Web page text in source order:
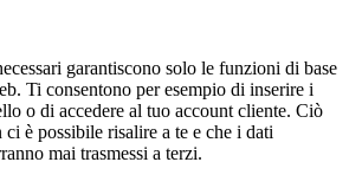
garantiscono solo le funzioni di base
Ti consentono per esempio di inserire i
o di accedere al tuo account cliente. Ciò
è possibile risalire a te e che i dati
mai trasmessi a terzi.